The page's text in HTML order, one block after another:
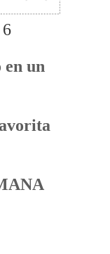
6
en un